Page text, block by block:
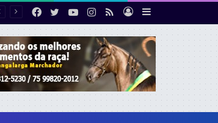
Barra
Lateral
Entrar
RSS
Instagram
YouTube
Twitter
Facebook